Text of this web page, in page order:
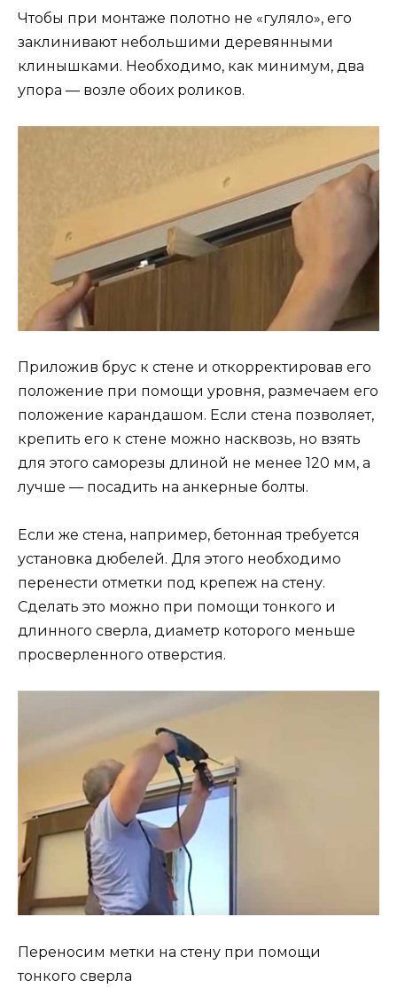
Чтобы при монтаже полотно не «гуляло», его
заклинивают небольшими деревянными
клинышками. Необходимо, как минимум, два
упора — возле обоих роликов.
Приложив брус к стене и откорректировав его
положение при помощи уровня, размечаем его
положение карандашом. Если стена позволяет,
крепить его к стене можно насквозь, но взять
для этого саморезы длиной не менее 120 мм, а
лучше — посадить на анкерные болты.
Если же стена, например, бетонная требуется
установка дюбелей. Для этого необходимо
перенести отметки под крепеж на стену.
Сделать это можно при помощи тонкого и
длинного сверла, диаметр которого меньше
просверленного отверстия.
Переносим метки на стену при помощи
тонкого сверла